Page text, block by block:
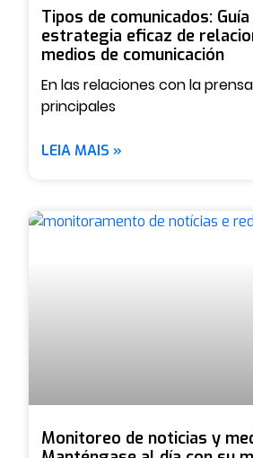
Tipos de comunicados:
estrategia eficaz de
medios de comunicación
En las relaciones con la
principales
LEIA MAIS »
Monitoreo de noticias y